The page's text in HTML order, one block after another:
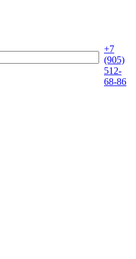
+7
(905)
512-
68-86